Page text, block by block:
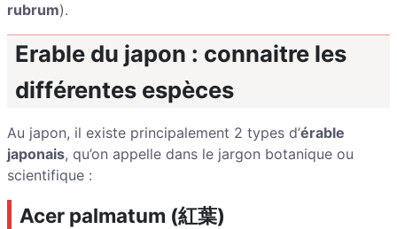
rubrum).
Erable du japon : connaitre les
différentes espèces
Au japon, il existe principalement 2 types d’érable
japonais, qu’on appelle dans le jargon botanique ou
scientifique :
Acer palmatum (紅葉)